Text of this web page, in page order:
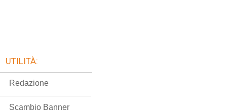
UTILITÀ:
Redazione
Scambio Banner